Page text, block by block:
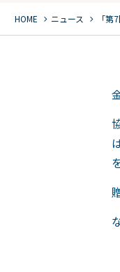
HOME chevron_right ニュース chevron_right 「